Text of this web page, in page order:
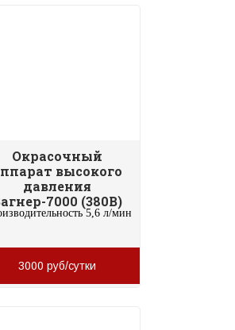
Окрасочный
высокого
давления
7000 (380В)
5,6 л/мин
3000 руб/сутки